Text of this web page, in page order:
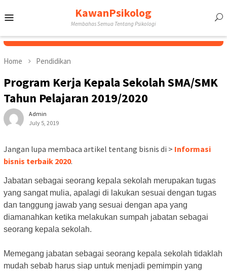
to
KawanPsikolog
Membahas Semua Tentang Psikologi
Home Pendidikan
Program Kerja Kepala Sekolah SMA/SMK
Tahun Pelajaran 2019/2020
Admin
July 5, 2019
Jangan lupa membaca artikel tentang bisnis di > Informasi
bisnis terbaik 2020.
Jabatan sebagai seorang kepala sekolah merupakan tugas
yang sangat mulia, apalagi di lakukan sesuai dengan tugas
dan tanggung jawab yang sesuai dengan apa yang
diamanahkan ketika melakukan sumpah jabatan sebagai
seorang kepala sekolah.
Memegang jabatan sebagai seorang kepala sekolah tidaklah
mudah sebab harus siap untuk menjadi pemimpin yang